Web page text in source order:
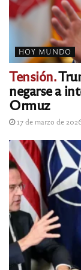
HOY MUNDO
Tensión.
negarse a
Ormuz
17 de marzo de